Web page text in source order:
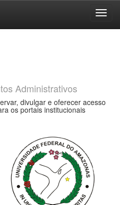
Administrativos
divulgar e oferecer acesso
os portais institucionais